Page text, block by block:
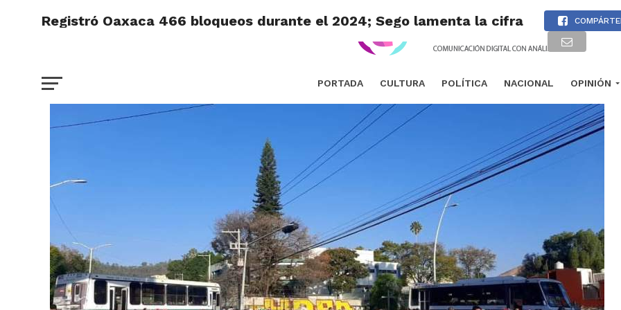
PORTADA CULTURA POLÍTICA NACIONAL OPINIÓN
Registró Oaxaca 466 bloqueos durante el 2024; Sego lamenta la cifra